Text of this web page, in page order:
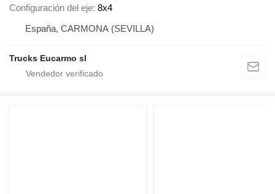
Configuración del eje 8x4
España, CARMONA (SEVILLA)
Trucks Eucarmo sl